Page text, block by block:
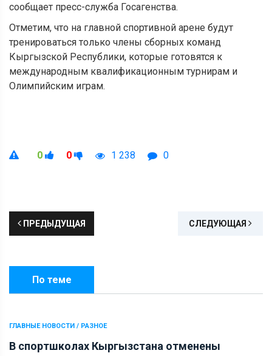
сообщает пресс-служба Госагенства.
Отметим, что на главной спортивной арене будут
тренироваться только члены сборных команд
Кыргызской Республики, которые готовятся к
международным квалификационным турнирам и
Олимпийским играм.
0 0 1 238 0
ПРЕДЫДУЩАЯ СЛЕДУЮЩАЯ
По теме
ГЛАВНЫЕ НОВОСТИ / РАЗНОЕ
В спортшколах Кыргызстана отменены